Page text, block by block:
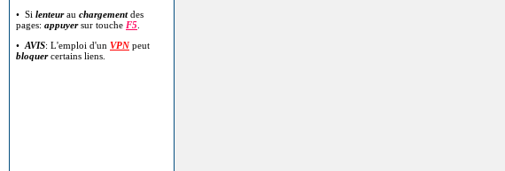
• Si lenteurau chargementdes
pages: appuyersur touche F5
• AVIS: L'emploi d'un VPNpeut
bloquercertains liens.